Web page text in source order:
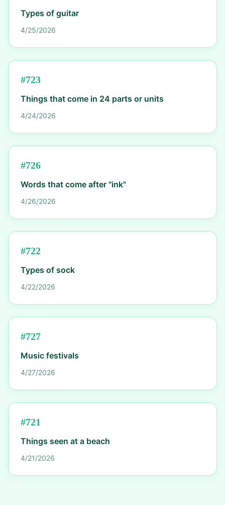
Types of guitar
4/25/2026
#723
Things that come in 24 parts or units
4/24/2026
#726
Words that come after "ink"
4/26/2026
#722
Types of sock
4/22/2026
#727
Music festivals
4/27/2026
#721
Things seen at a beach
4/21/2026